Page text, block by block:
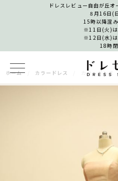
ドレスレビュー自由が丘
8月16日(
15時以降混
※11日(火)は
※12日(水)は
18時
ホーム カラードレス カラードレ